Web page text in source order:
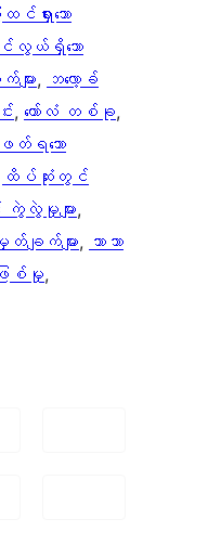
းထင်ရှားသော
င်လွယ်ရှိသော
ျား, ဘလော့ခ်
, ကော်လံ တစ်ခု
တ်ရသော
ထိပ်ဆုံးတွင်
လွဲမှုများ
ျက်များ, ဘာသာ
စ်မှု